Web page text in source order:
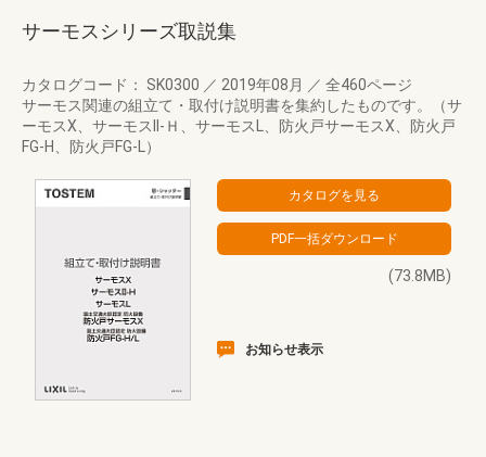
サーモスシリーズ取説集
カタログコード： SK0300 ／ 2019年08月 ／ 全460ページ
サーモス関連の組立て・取付け説明書を集約したものです。（サ
ーモスX、サーモスII-Ｈ、サーモスL、防火戸サーモスX、防火戸
FG-H、防火戸FG-L）
(73.8MB)
お知らせ表示